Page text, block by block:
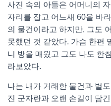
사진 속의 아들은 어머니의
자리를 잡고 어느새 60을 바
의 물건이라고 하지만, 그도
못했던 것 같았다. 가슴 한편
니 방을 매웠고 그도 나도 한
라보았다.
나는 내가 거래한 물건과 별
진 군자란과 오랜 손길이 담